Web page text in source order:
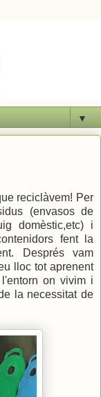
▼
reciclàvem! Per
(envasos de
domèstic,etc) i
fent la
Després vam
lloc tot aprenent
on vivim i
la necessitat de